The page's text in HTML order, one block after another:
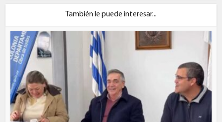
También le puede interesar...